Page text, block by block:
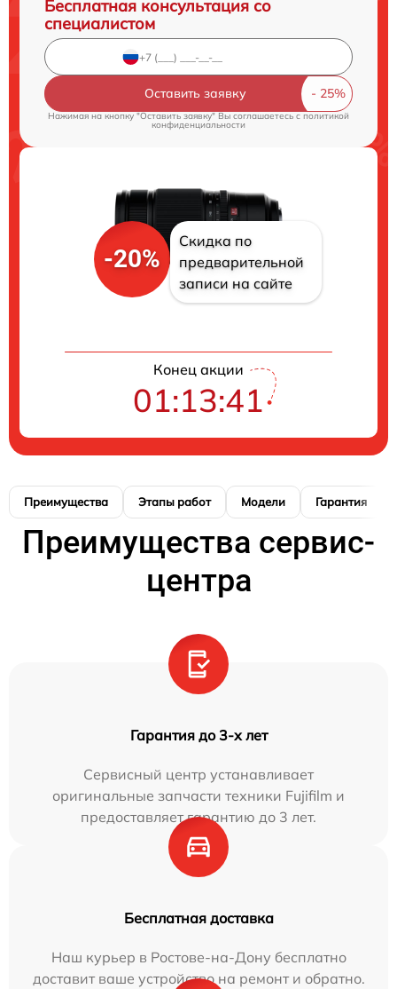
Бесплатная консультация со
специалистом
Оставить заявку
Нажимая на кнопку "Оставить заявку" Вы соглашаетесь c политикой
конфиденциальности
-20%
Скидка по
предварительной
записи на сайте
Конец акции
01:13:40
Преимущества Этапы работ Модели Гарантия
Преимущества сервис-
центра
Гарантия до 3-х лет
Сервисный центр устанавливает
оригинальные запчасти техники Fujifilm и
предоставляет гарантию до 3 лет.
Бесплатная доставка
Наш курьер в Ростове-на-Дону бесплатно
доставит ваше устройство на ремонт и обратно.